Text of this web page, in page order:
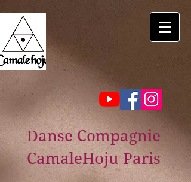
Danse Compagnie
CamaleHoju Paris